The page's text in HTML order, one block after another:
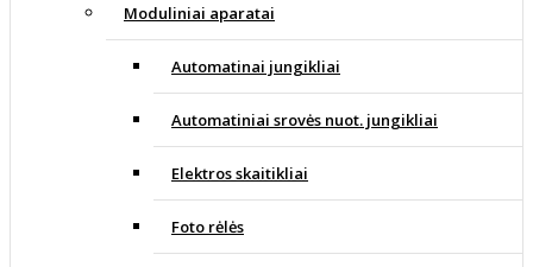
Moduliniai aparatai
Automatinai jungikliai
Automatiniai srovės nuot. jungikliai
Elektros skaitikliai
Foto rėlės